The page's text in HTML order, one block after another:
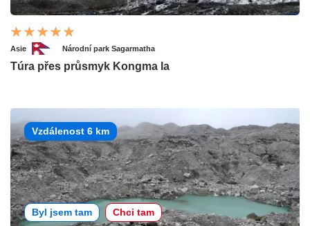
Asie Národní park Sagarmatha
Túra přes průsmyk Kongma la
Vzdálenost 6 km
Byl jsem tam Chci tam